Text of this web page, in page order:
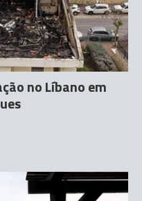
no Líbano em